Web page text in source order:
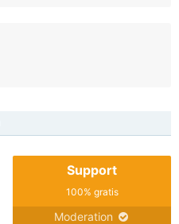
Support
100% gratis
Moderation